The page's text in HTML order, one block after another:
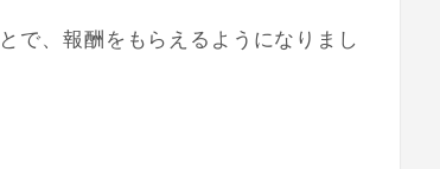
で、報酬をもらえるようになりまし